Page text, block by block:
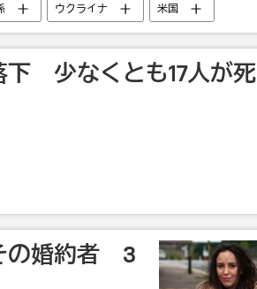
ウクライナ 米国
下 少なくとも17人が死
の婚約者 3